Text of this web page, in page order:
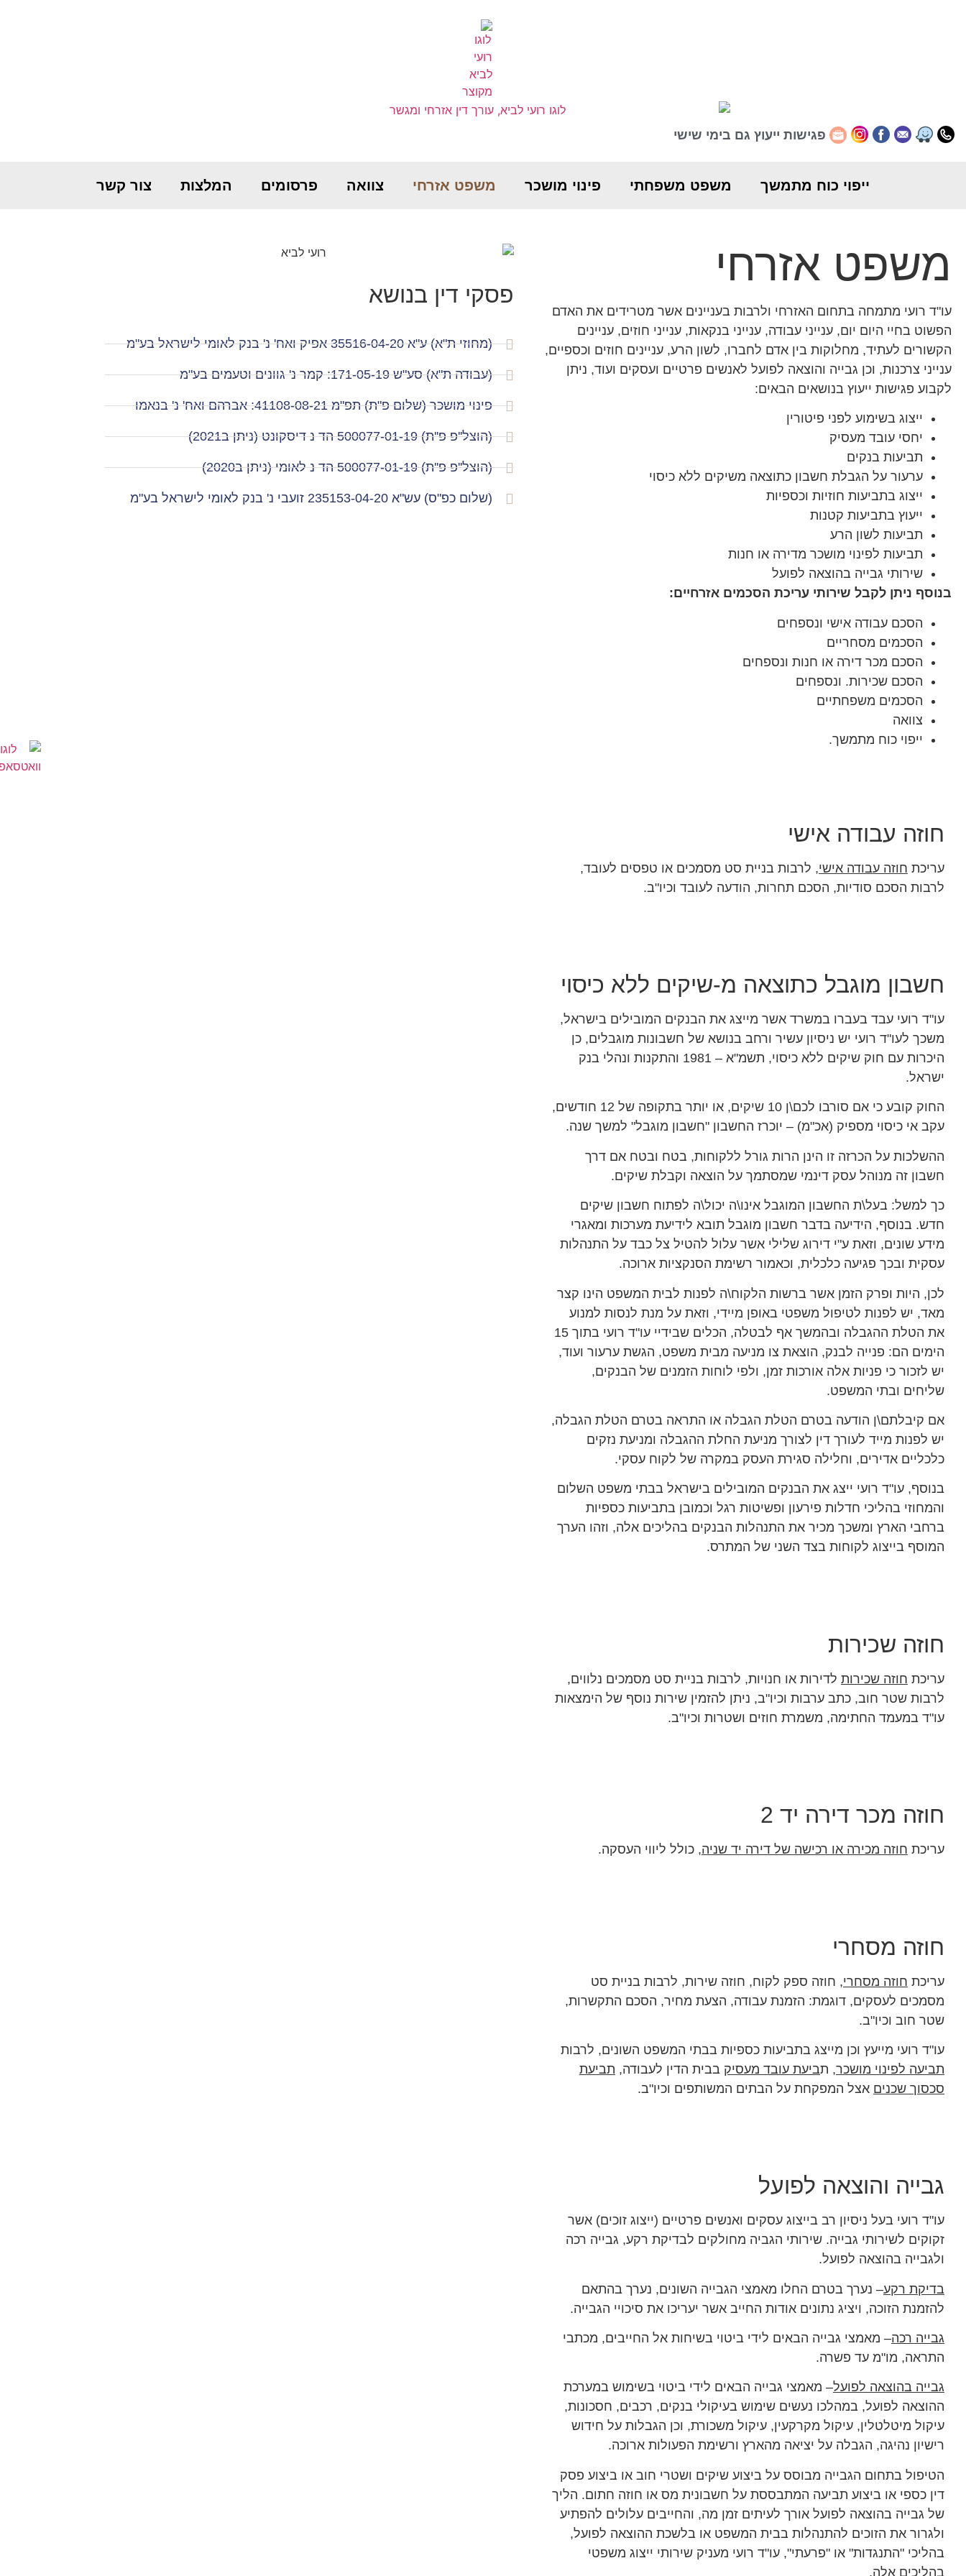
0512241144
וויז Law@roilg.co.il
פייסבוקאינסטגרם
פגישות ייעוץ גם בימי שישי
ייפוי כוח מתמשך משפט משפחתי פינוי מושכר משפט אזרחי צוואה פרסומים המלצות צור קשר
משפט אזרחי
עו"ד רועי מתמחה בתחום האזרחי ולרבות בעניינים אשר מטרידים את האדם
הפשוט בחיי היום יום, ענייני עבודה, ענייני בנקאות, ענייני חוזים, עניינים
הקשורים לעתיד, מחלוקות בין אדם לחברו, לשון הרע, עניינים חוזים וכספיים,
ענייני צרכנות, וכן גבייה והוצאה לפועל לאנשים פרטיים ועסקים ועוד, ניתן
לקבוע פגישות ייעוץ בנושאים הבאים:
ייצוג בשימוע לפני פיטורין
יחסי עובד מעסיק
תביעות בנקים
ערעור על הגבלת חשבון כתוצאה משיקים ללא כיסוי
ייצוג בתביעות חוזיות וכספיות
ייעוץ בתביעות קטנות
תביעות לשון הרע
תביעות לפינוי מושכר מדירה או חנות
שירותי גבייה בהוצאה לפועל
בנוסף ניתן לקבל שירותי עריכת הסכמים אזרחיים:
הסכם עבודה אישי ונספחים
הסכמים מסחריים
הסכם מכר דירה או חנות ונספחים
הסכם שכירות. ונספחים
הסכמים משפחתיים
צוואה
ייפוי כוח מתמשך.
חוזה עבודה אישי
עריכת חוזה עבודה אישי, לרבות בניית סט מסמכים או טפסים לעובד,
לרבות הסכם סודיות, הסכם תחרות, הודעה לעובד וכיו"ב.
חשבון מוגבל כתוצאה מ-שיקים ללא כיסוי​
עו"ד רועי עבד בעברו במשרד אשר מייצג את הבנקים המובילים בישראל,
משכך לעו"ד רועי יש ניסיון עשיר ורחב בנושא של חשבונות מוגבלים, כן
היכרות עם חוק שיקים ללא כיסוי, תשמ"א – 1981 והתקנות ונהלי בנק
ישראל.
החוק קובע כי אם סורבו לכם\ן 10 שיקים, או יותר בתקופה של 12 חודשים,
עקב אי כיסוי מספיק (אכ"מ) – יוכרז החשבון "חשבון מוגבל" למשך שנה.
ההשלכות על הכרזה זו הינן הרות גורל ללקוחות, בטח ובטח אם דרך
חשבון זה מנוהל עסק דינמי שמסתמך על הוצאה וקבלת שיקים.
כך למשל: בעל\ת החשבון המוגבל אינו\ה יכול\ה לפתוח חשבון שיקים
חדש. בנוסף, הידיעה בדבר חשבון מוגבל תובא לידיעת מערכות ומאגרי
מידע שונים, וזאת ע"י דירוג שלילי אשר עלול להטיל צל כבד על התנהלות
עסקית ובכך פגיעה כלכלית, וכאמור רשימת הסנקציות ארוכה.
לכן, היות ופרק הזמן אשר ברשות הלקוח\ה לפנות לבית המשפט הינו קצר
מאד, יש לפנות לטיפול משפטי באופן מיידי, וזאת על מנת לנסות למנוע
את הטלת ההגבלה ובהמשך אף לבטלה, הכלים שבידיי עו"ד רועי בתוך 15
הימים הם: פנייה לבנק, הוצאת צו מניעה מבית משפט, הגשת ערעור ועוד,
יש לזכור כי פניות אלה אורכות זמן, ולפי לוחות הזמנים של הבנקים,
שליחים ובתי המשפט.
אם קיבלתם\ן הודעה בטרם הטלת הגבלה או התראה בטרם הטלת הגבלה,
יש לפנות מייד לעורך דין לצורך מניעת החלת ההגבלה ומניעת נזקים
כלכליים אדירים, וחלילה סגירת העסק במקרה של לקוח עסקי.
בנוסף, עו"ד רועי ייצג את הבנקים המובילים בישראל בבתי משפט השלום
והמחוזי בהליכי חדלות פירעון ופשיטות רגל וכמובן בתביעות כספיות
ברחבי הארץ ומשכך מכיר את התנהלות הבנקים בהליכים אלה, וזהו הערך
המוסף בייצוג לקוחות בצד השני של המתרס.
חוזה שכירות
עריכת חוזה שכירות לדירות או חנויות, לרבות בניית סט מסמכים נלווים,
לרבות שטר חוב, כתב ערבות וכיו"ב, ניתן להזמין שירות נוסף של הימצאות
עו"ד במעמד החתימה, משמרת חוזים ושטרות וכיו"ב.
חוזה מכר דירה יד 2
עריכת חוזה מכירה או רכישה של דירה יד שניה, כולל ליווי העסקה.
חוזה מסחרי
עריכת חוזה מסחרי, חוזה ספק לקוח, חוזה שירות, לרבות בניית סט
מסמכים לעסקים, דוגמת: הזמנת עבודה, הצעת מחיר, הסכם התקשרות,
שטר חוב וכיו"ב.
עו"ד רועי מייעץ וכן מייצג בתביעות כספיות בבתי המשפט השונים, לרבות
תביעה לפינוי מושכר, תביעת עובד מעסיק בבית הדין לעבודה, תביעת
סכסוך שכנים אצל המפקחת על הבתים המשותפים וכיו"ב.
גבייה והוצאה לפועל
עו"ד רועי בעל ניסיון רב בייצוג עסקים ואנשים פרטיים (ייצוג זוכים) אשר
זקוקים לשירותי גבייה. שירותי הגביה מחולקים לבדיקת רקע, גבייה רכה
ולגבייה בהוצאה לפועל.
בדיקת רקע– נערך בטרם החלו מאמצי הגבייה השונים, נערך בהתאם
להזמנת הזוכה, ויציג נתונים אודות החייב אשר יעריכו את סיכויי הגבייה.
גבייה רכה– מאמצי גבייה הבאים לידי ביטוי בשיחות אל החייבים, מכתבי
התראה, מו"מ עד פשרה.
גבייה בהוצאה לפועל– מאמצי גבייה הבאים לידי ביטוי בשימוש במערכת
ההוצאה לפועל, במהלכו נעשים שימוש בעיקולי בנקים, רכבים, חסכונות,
עיקול מיטלטלין, עיקול מקרקעין, עיקול משכורת, וכן הגבלות על חידוש
רישיון נהיגה, הגבלה על יציאה מהארץ ורשימת הפעולות ארוכה.
הטיפול בתחום הגבייה מבוסס על ביצוע שיקים ושטרי חוב או ביצוע פסק
דין כספי או ביצוע תביעה המתבססת על חשבונית מס או חוזה חתום. הליך
של גבייה בהוצאה לפועל אורך לעיתים זמן מה, והחייבים עלולים להפתיע
ולגרור את הזוכים להתנהלות בבית המשפט או בלשכת ההוצאה לפועל,
בהליכי "התנגדות" או "פרעתי", עו"ד רועי מעניק שירותי ייצוג משפטי
בהליכים אלה.
פסקי דין בנושא
(מחוזי ת"א) ע"א 35516-04-20 אפיק ואח' נ' בנק לאומי לישראל בע"מ
(עבודה ת"א) סע"ש 171-05-19: קמר נ' גוונים וטעמים בע"מ
פינוי מושכר (שלום פ"ת) תפ"מ 41108-08-21: אברהם ואח' נ' בנאמו
(הוצל''פ פ''ת) 500077-01-19 הד נ דיסקונט (ניתן ב2021)
(הוצל''פ פ''ת) 500077-01-19 הד נ לאומי (ניתן ב2020)
(שלום כפ"ס) עש"א 235153-04-20 זועבי נ' בנק לאומי לישראל בע"מ